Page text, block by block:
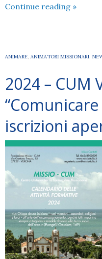
Continue reading 2024
»
ANIMARE, ANIMATORI MISSIONARI,
2024 – CUM
iscrizioni